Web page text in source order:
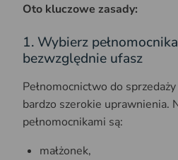
Oto kluczowe zasady:
1. Wybierz
bezwzględnie ufasz
Pełnomocnictwo do
bardzo szerokie uprawnienia.
pełnomocnikami są:
małżonek,